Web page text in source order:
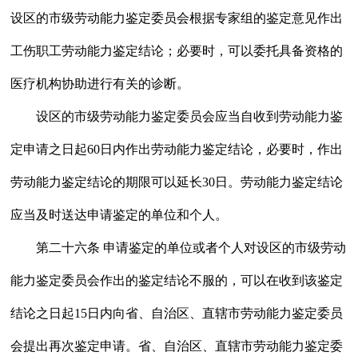
设区的市级劳动能力鉴定委员会根据专家组的鉴定意见作出
工伤职工劳动能力鉴定结论；必要时，可以委托具备资格的
医疗机构协助进行有关的诊断。
设区的市级劳动能力鉴定委员会应当自收到劳动能力鉴
定申请之日起60日内作出劳动能力鉴定结论，必要时，作出
劳动能力鉴定结论的期限可以延长30日。劳动能力鉴定结论
应当及时送达申请鉴定的单位和个人。
第二十六条 申请鉴定的单位或者个人对设区的市级劳动
能力鉴定委员会作出的鉴定结论不服的，可以在收到该鉴定
结论之日起15日内向省、自治区、直辖市劳动能力鉴定委员
会提出再次鉴定申请。省、自治区、直辖市劳动能力鉴定委